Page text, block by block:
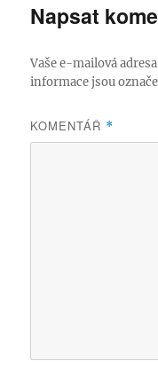
Napsat
Vaše e-mailová
informace jsou
KOMENTÁŘ *